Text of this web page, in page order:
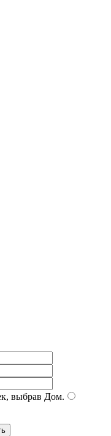
выбрав Дом.